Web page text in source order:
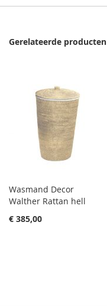
Gerelateerde producten
Wasmand Decor
Walther Rattan hell
€ 385,00